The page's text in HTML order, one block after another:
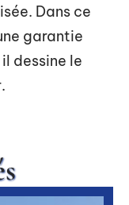
Dans ce
garantie
dessine le